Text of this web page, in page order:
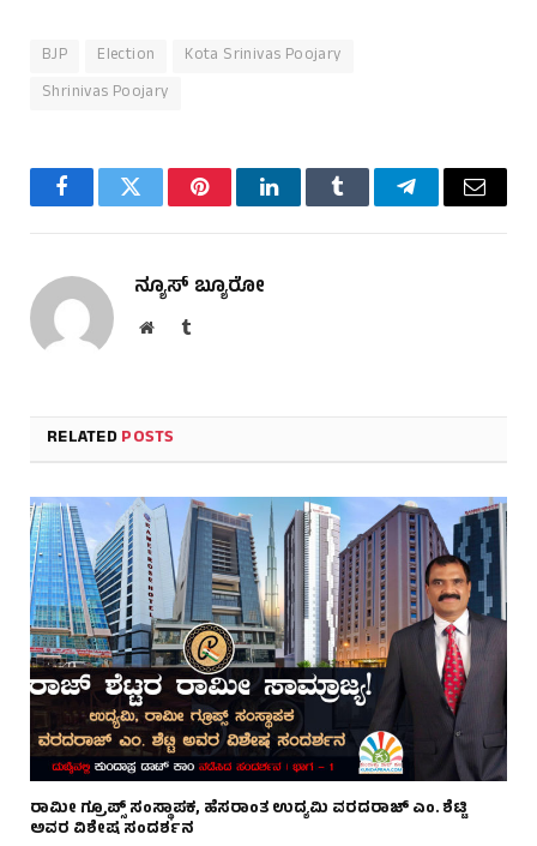
BJP Election
Kota Srinivas Poojary
Shrinivas Poojary
FacebookTwitter PinterestLinkedInTumblr TelegramEmail
ನ್ಯೂಸ್ ಬ್ಯೂರೋ
WebsiteTumblr
RELATEDPOSTS
ರಾಮೀ ಗ್ರೂಪ್ಸ್ ಸಂಸ್ಥಾಪಕ, ಹೆಸರಾಂತ ಉದ್ಯಮಿ ವರದರಾಜ್ ಎಂ. ಶೆಟ್ಟಿ
ಅವರ ವಿಶೇಷ ಸಂದರ್ಶನ